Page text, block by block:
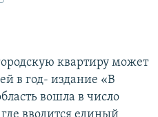
квартиру может
в год- издание «В
вошла в число